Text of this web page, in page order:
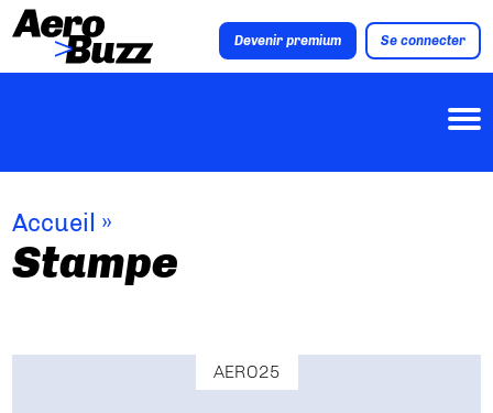
Devenir premium Se connecter
Accueil »
Stampe
AERO25